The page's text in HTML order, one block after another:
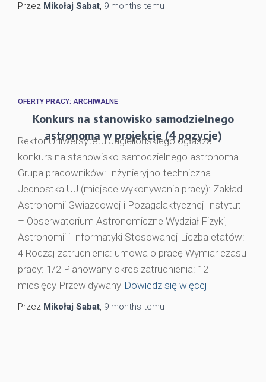
Przez Mikołaj Sabat, 9 months temu
OFERTY PRACY: ARCHIWALNE
Konkurs na stanowisko samodzielnego
astronoma w projekcie (4 pozycje)
Rektor Uniwersytetu Jagiellońskiego ogłasza
konkurs na stanowisko samodzielnego astronoma
Grupa pracowników: Inżynieryjno-techniczna
Jednostka UJ (miejsce wykonywania pracy): Zakład
Astronomii Gwiazdowej i Pozagalaktycznej Instytut
– Obserwatorium Astronomiczne Wydział Fizyki,
Astronomii i Informatyki Stosowanej Liczba etatów:
4 Rodzaj zatrudnienia: umowa o pracę Wymiar czasu
pracy: 1/2 Planowany okres zatrudnienia: 12
miesięcy Przewidywany Dowiedz się więcej
Przez Mikołaj Sabat, 9 months temu